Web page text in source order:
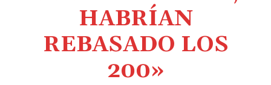
HABRÍAN
REBASADO LOS
200»